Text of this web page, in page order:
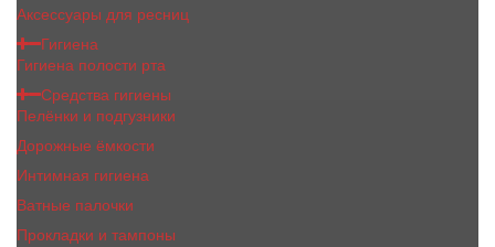
Аксессуары для ресниц
Гигиена
Гигиена полости рта
Средства гигиены
Пелёнки и подгузники
Дорожные ёмкости
Интимная гигиена
Ватные палочки
Прокладки и тампоны